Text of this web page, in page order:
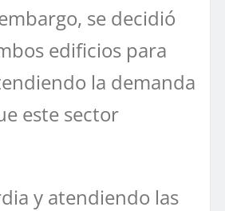
se decidió
edificios para
la demanda
este sector
y atendiendo las